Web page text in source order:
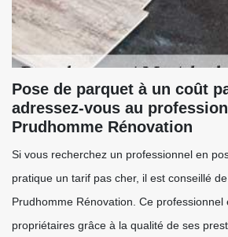
Pose de parquet à un coût
adressez-vous au
Prudhomme Rénovation
Si vous recherchez un professionnel en
pratique un tarif pas cher, il est conseillé
Prudhomme Rénovation. Ce professionnel
propriétaires grâce à la qualité de ses